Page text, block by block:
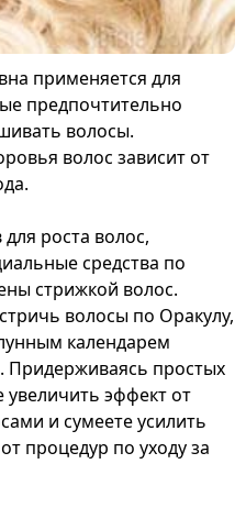
применяется для
предпочтительно
волосы.
волос зависит от
роста волос,
средства по
стрижкой волос.
волосы по Оракулу,
календарем
Придерживаясь простых
эффект от
и сумеете усилить
процедур по уходу за